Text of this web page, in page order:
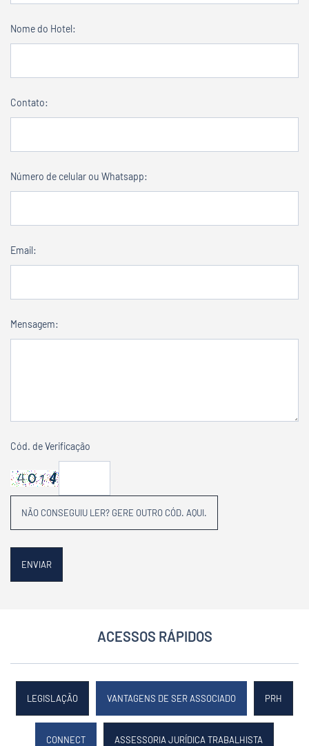
Nome do Hotel:
Contato:
Número de celular ou Whatsapp:
Email:
Mensagem:
Cód. de Verificação
NÃO CONSEGUIU LER? GERE OUTRO CÓD. AQUI.
ACESSOS RÁPIDOS
LEGISLAÇÃO VANTAGENS DE SER ASSOCIADO PRH
CONNECT ASSESSORIA JURÍDICA TRABALHISTA